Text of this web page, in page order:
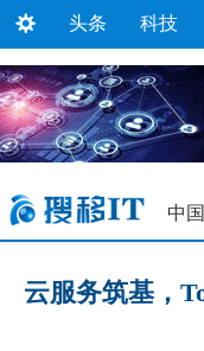
头条 科技
中
云服务筑基，